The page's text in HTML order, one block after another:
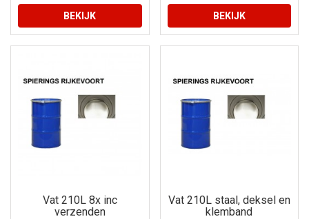
BEKIJK BEKIJK
Vat 210L 8x inc
verzenden
Vat 210L staal, deksel en
klemband